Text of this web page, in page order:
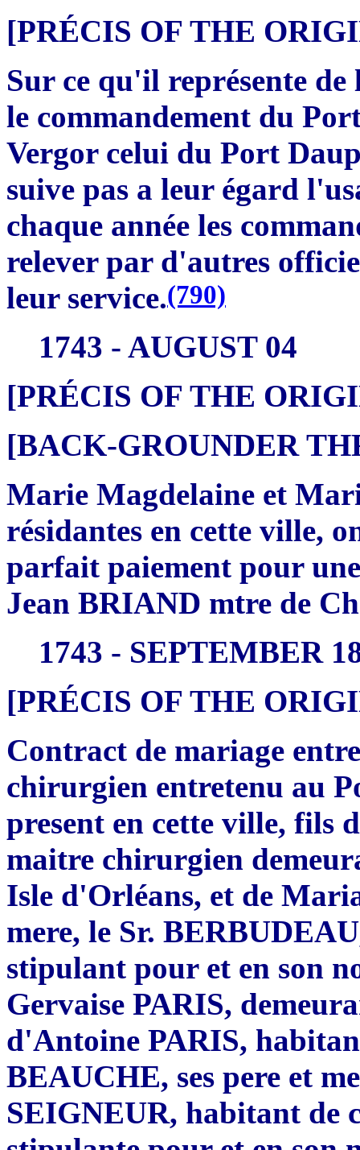
[PRÉCIS OF THE
Sur ce qu'il représente
le commandement du
Vergor celui du Port
suive pas a leur égard
chaque année les
relever par d'autres
leur service.(790)
1743 - AUGUST 04
[PRÉCIS OF THE
[BACK-GROUNDER
Marie Magdelaine et
résidantes en cette ville,
parfait paiement pour
Jean BRIAND mtre de
1743 - SEPTEMBER
[PRÉCIS OF THE
Contract de mariage
chirurgien entretenu au
present en cette ville, fils
maitre chirurgien
Isle d'Orléans, et de
mere, le Sr.
stipulant pour et en son
Gervaise PARIS,
d'Antoine PARIS,
BEAUCHE, ses pere et
SEIGNEUR, habitant de